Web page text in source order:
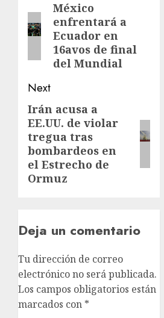
México
enfrentará a
Ecuador en
16avos de final
del Mundial
Next
Irán acusa a
EE.UU. de violar
tregua tras
bombardeos en
el Estrecho de
Ormuz
Deja un comentario
Tu dirección de correo
electrónico no será publicada.
Los campos obligatorios están
marcados con *